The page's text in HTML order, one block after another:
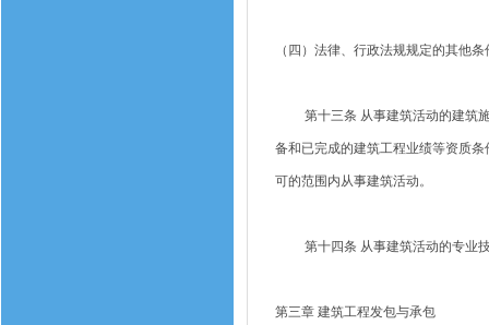
（四）法律、行政法规规定的其他条
第十三条 从事建筑活动的建筑施
备和已完成的建筑工程业绩等资质
可的范围内从事建筑活动。
第十四条 从事建筑活动的专业技
第三章 建筑工程发包与承包